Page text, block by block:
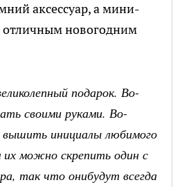
аксессуар, а мини-
отличным новогодним
подарок. Во-
своими руками. Во-
инициалы любимого
их можно скрепить один с
так что онибудут всегда